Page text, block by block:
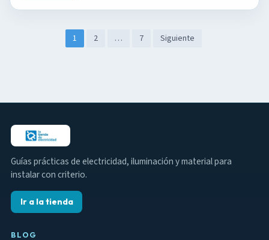
n
a
c
i
ó
n
d
e
1 2 … 7 Siguiente
Guías prácticas de electricidad, iluminación y material para
instalar con criterio.
Ir a la tienda
BLOG